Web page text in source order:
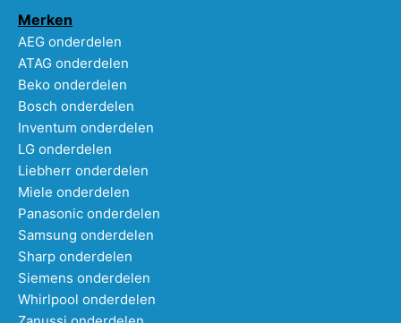
Merken
AEG onderdelen
ATAG onderdelen
Beko onderdelen
Bosch onderdelen
Inventum onderdelen
LG onderdelen
Liebherr onderdelen
Miele onderdelen
Panasonic onderdelen
Samsung onderdelen
Sharp onderdelen
Siemens onderdelen
Whirlpool onderdelen